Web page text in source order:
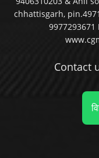
chhattisgarh,
Contact